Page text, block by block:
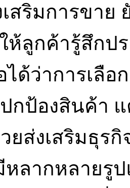
สริมการขา
ห้ลูกค้ารู้สึกป
ด้ว่าการเลือ
กป้องสินค้า
ส่งเสริมธุรกิ
ลากหลายรู